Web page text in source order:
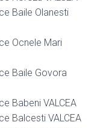
Baile Olanesti
Ocnele Mari
Baile Govora
Babeni VALCEA
Balcesti VALCEA